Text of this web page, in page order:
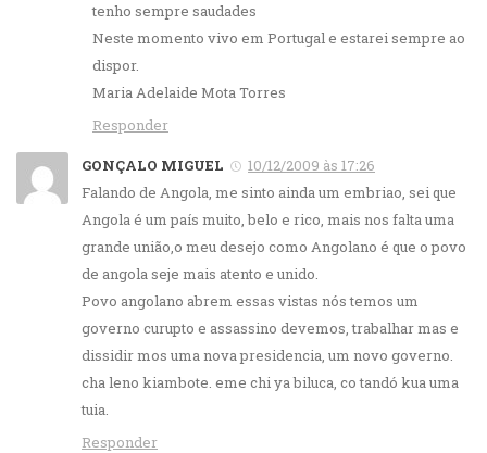
tenho sempre saudades
Neste momento vivo em Portugal e estarei sempre ao
dispor.
Maria Adelaide Mota Torres
Responder
GONÇALO MIGUEL
10/12/2009 às 17:26
Falando de Angola, me sinto ainda um embriao, sei que
Angola é um país muito, belo e rico, mais nos falta uma
grande união,o meu desejo como Angolano é que o povo
de angola seje mais atento e unido.
Povo angolano abrem essas vistas nós temos um
governo curupto e assassino devemos, trabalhar mas e
dissidir mos uma nova presidencia, um novo governo.
cha leno kiambote. eme chi ya biluca, co tandó kua uma
tuia.
Responder